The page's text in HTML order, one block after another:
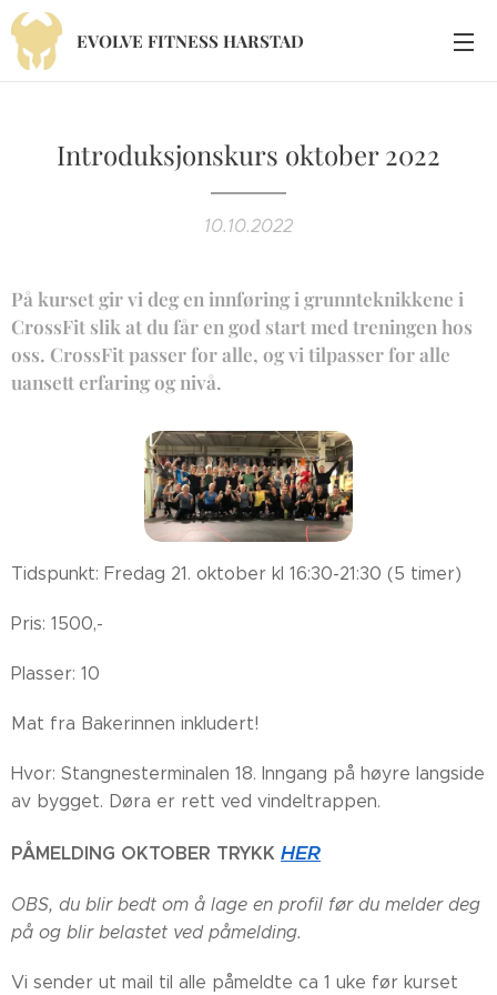
EVOLVE FITNESS HARSTAD
Introduksjonskurs oktober 2022
10.10.2022
På kurset gir vi deg en innføring i grunnteknikkene i
CrossFit slik at du får en god start med treningen hos
oss. CrossFit passer for alle, og vi tilpasser for alle
uansett erfaring og nivå.
Tidspunkt: Fredag 21. oktober kl 16:30-21:30 (5 timer)
Pris: 1500,-
Plasser: 10
Mat fra Bakerinnen inkludert!
Hvor: Stangnesterminalen 18. Inngang på høyre langside
av bygget. Døra er rett ved vindeltrappen.
PÅMELDING OKTOBER TRYKK HER
OBS, du blir bedt om å lage en profil før du melder deg
på og blir belastet ved påmelding.
Vi sender ut mail til alle påmeldte ca 1 uke før kurset